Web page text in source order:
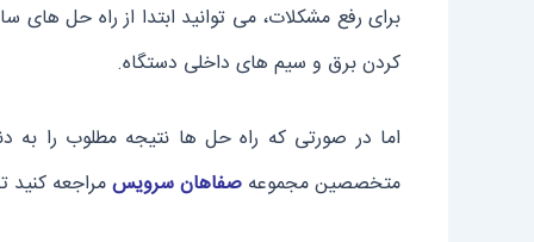
برای رفع مشکلات، می ‌توانید ابتدا از راه حل‌
کردن برق و سیم ‌های داخلی دستگاه.
اما در صورتی که راه حل ‌ها نتیجه مطلوب را به
متخصصین مجموعه صفاهان سرویسمراجعه کنید